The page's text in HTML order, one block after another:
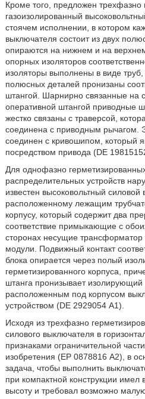
Кроме того, предложен трехфазно
газоизолированный
стоячем исполнении, в котором
выключателя состоит из двух
опираются на нижнем и на
опорных изоляторов
изоляторы выполнены в виде
полюсных деталей пронизаны
штангой. Шарнирно связанные на
оперативной штангой приводные
жестко связаны с траверсой,
соединена с приводным рычагом.
соединен с кривошипом, который
посредством привода (DE
Для однофазно
распределительных устройств
известен высоковольтный
расположенному лежащим
корпусу, который содержит два
соответствие примыкающие с
сторонах несущие трансформатор
модули. Подвижный контакт
блока опирается через полый
герметизированного корпуса,
штанга пронизывает
расположенным под корпусом
устройством (DE 2929054 А1).
Исходя из трехфазно
силового выключателя в
признаками ограничительной
изобретения (ЕР 0878816 А2), в
задача, чтобы выполнить
при компактной конструкции
высоту и требовал возможно